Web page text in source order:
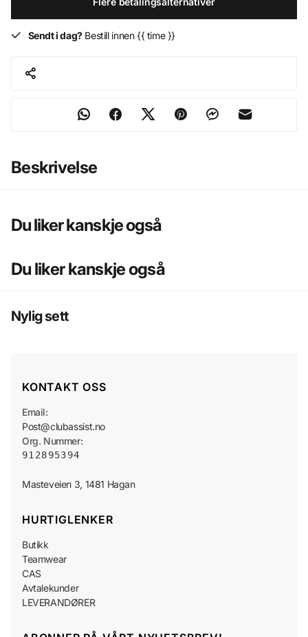
Sendt i dag?Bestill innen {{ time }}
Beskrivelse
Du liker kanskje også
Du liker kanskje også
Nylig sett
KONTAKT OSS
Email:
Post@clubassist.no
Org. Nummer:
912895394
Masteveien 3, 1481 Hagan
HURTIGLENKER
Butikk
Teamwear
CAS
Avtalekunder
LEVERANDØRER